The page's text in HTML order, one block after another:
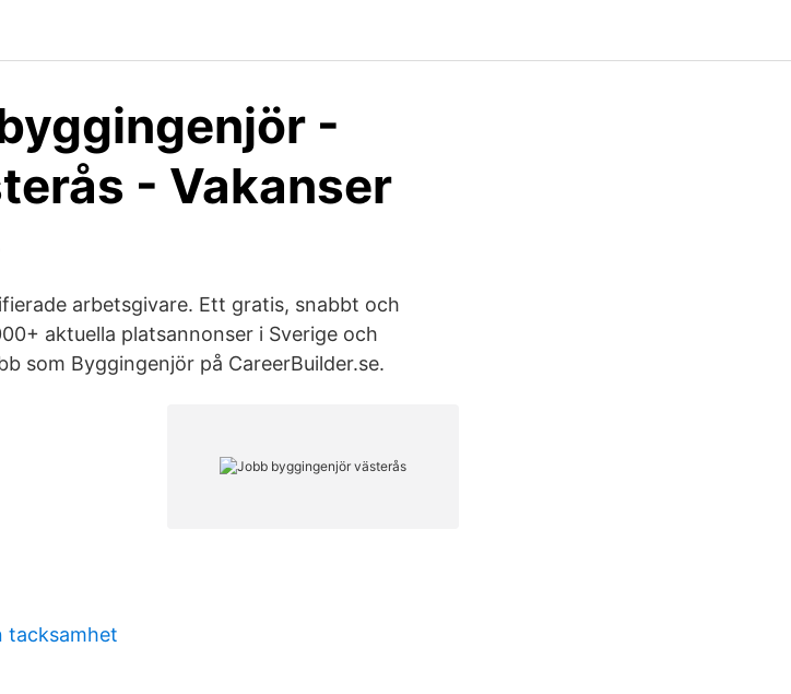
-
- Vakanser
arbetsgivare. Ett gratis, snabbt och
aktuella platsannonser i Sverige och
som Byggingenjör på CareerBuilder.se.
tacksamhet